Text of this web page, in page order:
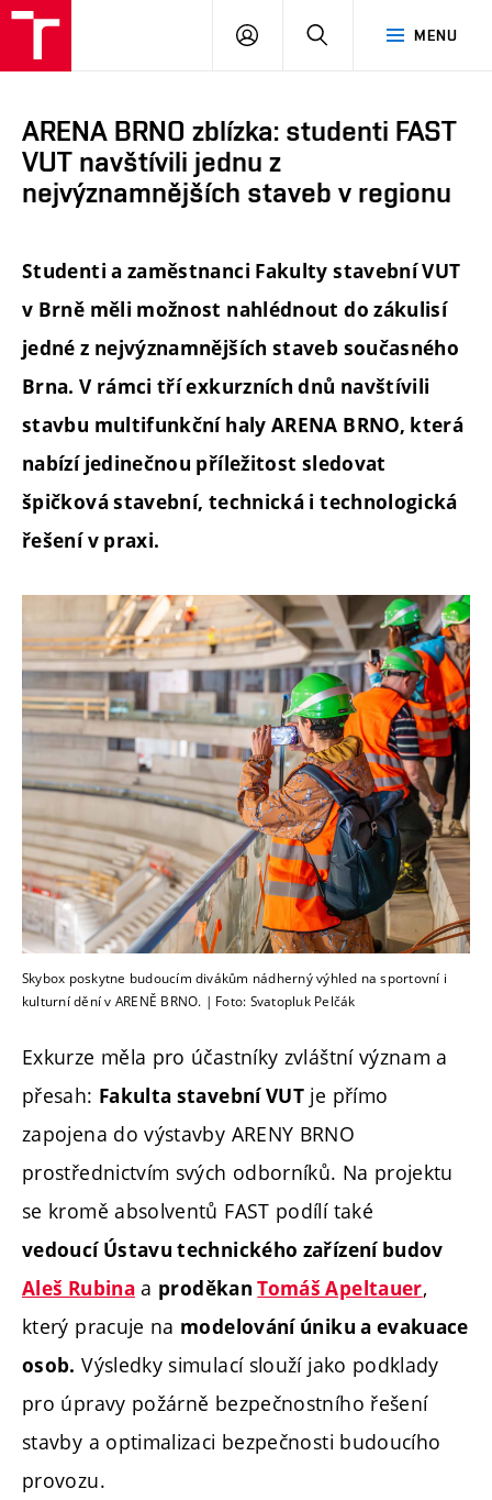
Brno
MENU
PŘIHLÁSIT
ARENA BRNO zblízka: studenti FAST
VUT navštívili jednu z
nejvýznamnějších staveb v regionu
Studenti a zaměstnanci Fakulty stavební VUT
v Brně měli možnost nahlédnout do zákulisí
jedné z nejvýznamnějších staveb současného
Brna. V rámci tří exkurzních dnů navštívili
stavbu multifunkční haly ARENA BRNO, která
nabízí jedinečnou příležitost sledovat
špičková stavební, technická i technologická
řešení v praxi.
Skybox poskytne budoucím divákům nádherný výhled na sportovní i
kulturní dění v ARENĚ BRNO. | Foto: Svatopluk Pelčák
Exkurze měla pro účastníky zvláštní význam a
přesah: Fakulta stavební VUT je přímo
zapojena do výstavby ARENY BRNO
prostřednictvím svých odborníků. Na projektu
se kromě absolventů FAST podílí také
vedoucí Ústavu technického zařízení budov
Aleš Rubinaa proděkanTomáš Apeltauer,
který pracuje na modelování úniku a evakuace
osob. Výsledky simulací slouží jako podklady
pro úpravy požárně bezpečnostního řešení
stavby a optimalizaci bezpečnosti budoucího
provozu.